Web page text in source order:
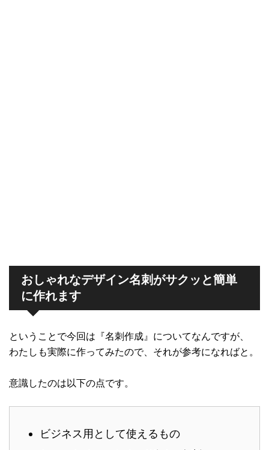
おしゃれなデザイン名刺がサクッと簡単
に作れます
ということで今回は『名刺作成』についてなんですが、
わたしも実際に作ってみたので、それが参考になればと。
意識したのは以下の点です。
ビジネス用として使えるもの